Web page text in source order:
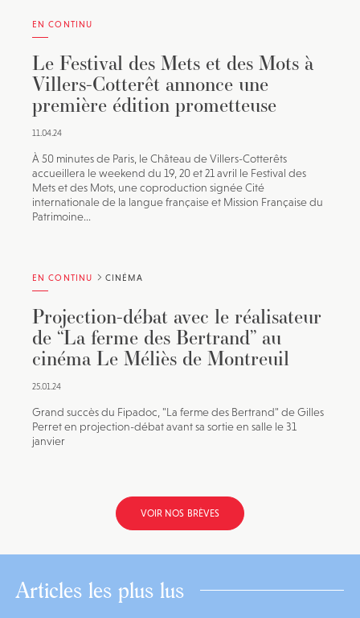
EN CONTINU
Le Festival des Mets et des Mots à
Villers-Cotterêt annonce une
première édition prometteuse
11.04.24
À 50 minutes de Paris, le Château de Villers-Cotterêts
accueillera le weekend du 19, 20 et 21 avril le Festival des
Mets et des Mots, une coproduction signée Cité
internationale de la langue française et Mission Française du
Patrimoine...
EN CONTINU CINÉMA
Projection-débat avec le réalisateur
de “La ferme des Bertrand” au
cinéma Le Méliès de Montreuil
25.01.24
Grand succès du Fipadoc, "La ferme des Bertrand" de Gilles
Perret en projection-débat avant sa sortie en salle le 31
janvier
VOIR NOS BRÈVES
Articles les plus lus